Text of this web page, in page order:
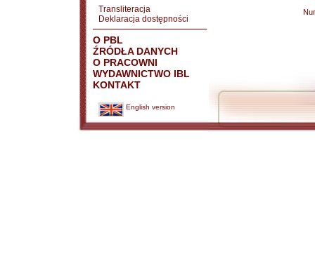
Transliteracja
Deklaracja dostępności
O PBL
ŹRÓDŁA DANYCH
O PRACOWNI
WYDAWNICTWO IBL
KONTAKT
English version